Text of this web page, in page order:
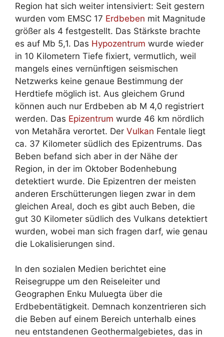
Region hat sich weiter intensiviert: Seit gestern
wurden vom EMSC 17 Erdbeben mit Magnitude
größer als 4 festgestellt. Das Stärkste brachte
es auf Mb 5,1. Das Hypozentrum wurde wieder
in 10 Kilometern Tiefe fixiert, vermutlich, weil
mangels eines vernünftigen seismischen
Netzwerks keine genaue Bestimmung der
Herdtiefe möglich ist. Aus gleichem Grund
können auch nur Erdbeben ab M 4,0 registriert
werden. Das Epizentrum wurde 46 km nördlich
von Metahāra verortet. Der Vulkan Fentale liegt
ca. 37 Kilometer südlich des Epizentrums. Das
Beben befand sich aber in der Nähe der
Region, in der im Oktober Bodenhebung
detektiert wurde. Die Epizentren der meisten
anderen Erschütterungen liegen zwar in dem
gleichen Areal, doch es gibt auch Beben, die
gut 30 Kilometer südlich des Vulkans detektiert
wurden, wobei man sich fragen darf, wie genau
die Lokalisierungen sind.
In den sozialen Medien berichtet eine
Reisegruppe um den Reiseleiter und
Geographen Enku Muluegta über die
Erdbebentätigkeit. Demnach konzentrieren sich
die Beben auf einem Bereich unterhalb eines
neu entstandenen Geothermalgebietes, das in